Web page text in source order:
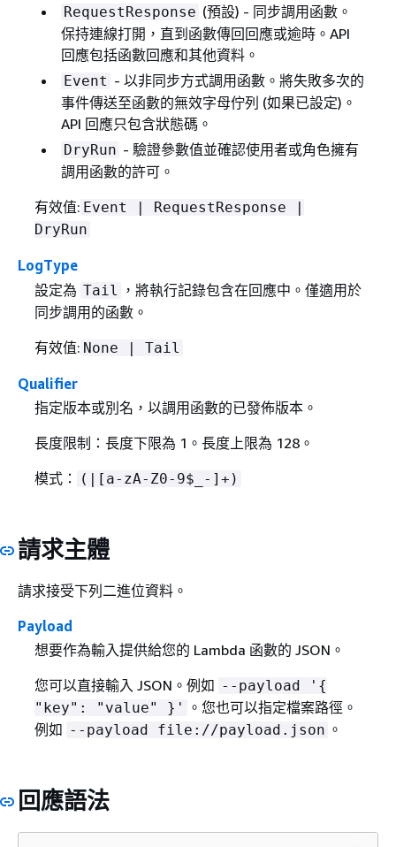
RequestResponse (預設) - 同步調用函數。
保持連線打開，直到函數傳回回應或逾時。API
回應包括函數回應和其他資料。
Event - 以非同步方式調用函數。將失敗多次的
事件傳送至函數的無效字母佇列 (如果已設定)。
API 回應只包含狀態碼。
DryRun - 驗證參數值並確認使用者或角色擁有
調用函數的許可。
有效值: Event | RequestResponse |
DryRun
LogType
設定為 Tail
，將執行記錄包含在回應中。僅適用於
同步調用的函數。
有效值: None | Tail
Qualifier
指定版本或別名，以調用函數的已發佈版本。
長度限制：長度下限為 1。長度上限為 128。
模式：
(|[a-zA-Z0-9$_-]+)
請求主體
請求接受下列二進位資料。
Payload
想要作為輸入提供給您的 Lambda 函數的 JSON。
您可以直接輸入 JSON。例如 --payload ' {
"key": "value" }'
。您也可以指定檔案路徑。
例如 --payload file://payload.json 。
回應語法